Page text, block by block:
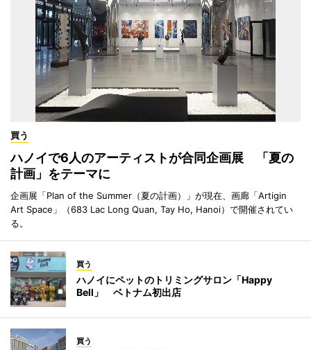
買う
ハノイで6人のアーティストが合同企画展 「夏の
計画」をテーマに
企画展「Plan of the Summer（夏の計画）」が現在、画廊「Artigin
Art Space」（683 Lac Long Quan, Tay Ho, Hanoi）で開催されてい
る。
買う
ハノイにペットのトリミングサロン「Happy
Bell」 ベトナム初出店
買う